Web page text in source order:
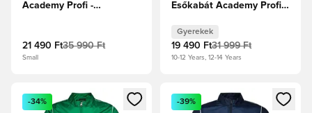
Academy Profi -
21 490 Ft35 990 Ft
Small
Esőkabát Academy Profi
Fekete/Globális piros
Gyerek
Gyerekek
19 490 Ft31 999 Ft
10-12 Years, 12-14 Years
Megnyit egy modált a bejelentkezéshez vagy a tagként
-34%
Megnyit egy modált a
-39%